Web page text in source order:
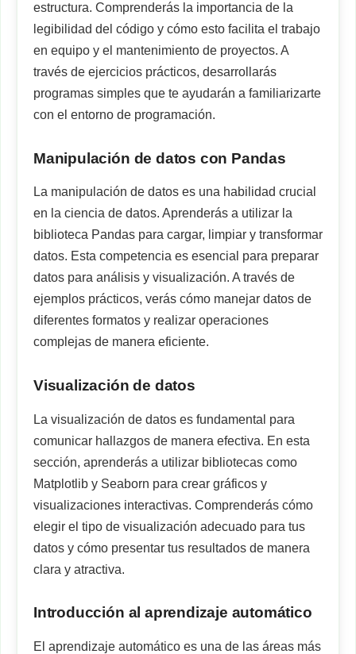
estructura. Comprenderás la importancia de la
legibilidad del código y cómo esto facilita el trabajo
en equipo y el mantenimiento de proyectos. A
través de ejercicios prácticos, desarrollarás
programas simples que te ayudarán a familiarizarte
con el entorno de programación.
Manipulación de datos con Pandas
La manipulación de datos es una habilidad crucial
en la ciencia de datos. Aprenderás a utilizar la
biblioteca Pandas para cargar, limpiar y transformar
datos. Esta competencia es esencial para preparar
datos para análisis y visualización. A través de
ejemplos prácticos, verás cómo manejar datos de
diferentes formatos y realizar operaciones
complejas de manera eficiente.
Visualización de datos
La visualización de datos es fundamental para
comunicar hallazgos de manera efectiva. En esta
sección, aprenderás a utilizar bibliotecas como
Matplotlib y Seaborn para crear gráficos y
visualizaciones interactivas. Comprenderás cómo
elegir el tipo de visualización adecuado para tus
datos y cómo presentar tus resultados de manera
clara y atractiva.
Introducción al aprendizaje automático
El aprendizaje automático es una de las áreas más